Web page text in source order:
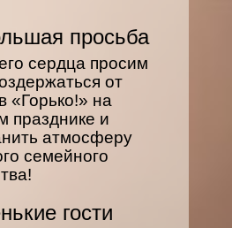
просьба
сердца просим
от
«Горько!» на
празднике и
атмосферу
семейного
гости